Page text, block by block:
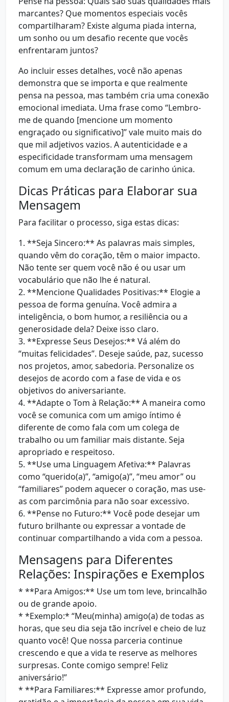
marcantes? Que momentos especiais vocês
compartilharam? Existe alguma piada interna,
um sonho ou um desafio recente que vocês
enfrentaram juntos?
Ao incluir esses detalhes, você não apenas
demonstra que se importa e que realmente
pensa na pessoa, mas também cria uma conexão
emocional imediata. Uma frase como “Lembro-
me de quando [mencione um momento
engraçado ou significativo]” vale muito mais do
que mil adjetivos vazios. A autenticidade e a
especificidade transformam uma mensagem
comum em uma declaração de carinho única.
Dicas Práticas para Elaborar sua
Mensagem
Para facilitar o processo, siga estas dicas:
1. **Seja Sincero:** As palavras mais simples,
quando vêm do coração, têm o maior impacto.
Não tente ser quem você não é ou usar um
vocabulário que não lhe é natural.
2. **Mencione Qualidades Positivas:** Elogie a
pessoa de forma genuína. Você admira a
inteligência, o bom humor, a resiliência ou a
generosidade dela? Deixe isso claro.
3. **Expresse Seus Desejos:** Vá além do
“muitas felicidades”. Deseje saúde, paz, sucesso
nos projetos, amor, sabedoria. Personalize os
desejos de acordo com a fase de vida e os
objetivos do aniversariante.
4. **Adapte o Tom à Relação:** A maneira como
você se comunica com um amigo íntimo é
diferente de como fala com um colega de
trabalho ou um familiar mais distante. Seja
apropriado e respeitoso.
5. **Use uma Linguagem Afetiva:** Palavras
como “querido(a)”, “amigo(a)”, “meu amor” ou
“familiares” podem aquecer o coração, mas use-
as com parcimônia para não soar excessivo.
6. **Pense no Futuro:** Você pode desejar um
futuro brilhante ou expressar a vontade de
continuar compartilhando a vida com a pessoa.
Mensagens para Diferentes
Relações: Inspirações e Exemplos
* **Para Amigos:** Use um tom leve, brincalhão
ou de grande apoio.
* *Exemplo:* “Meu(minha) amigo(a) de todas as
horas, que seu dia seja tão incrível e cheio de luz
quanto você! Que nossa parceria continue
crescendo e que a vida te reserve as melhores
surpresas. Conte comigo sempre! Feliz
aniversário!”
* **Para Familiares:** Expresse amor profundo,